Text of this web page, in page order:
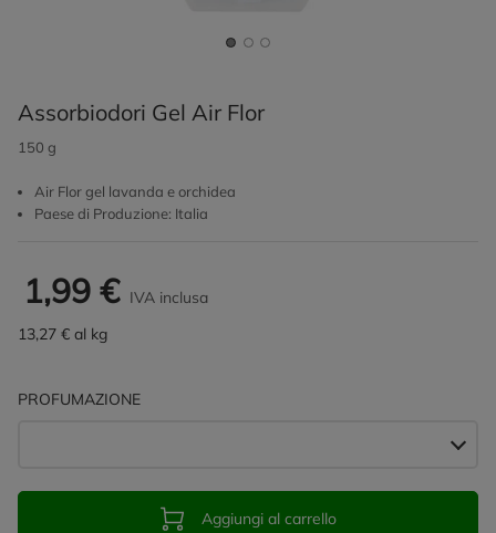
Assorbiodori Gel Air Flor
150 g
Air Flor gel lavanda e orchidea
Paese di Produzione: Italia
1,99 € IVA inclusa
13,27 € al kg
PROFUMAZIONE
Aggiungi al carrello